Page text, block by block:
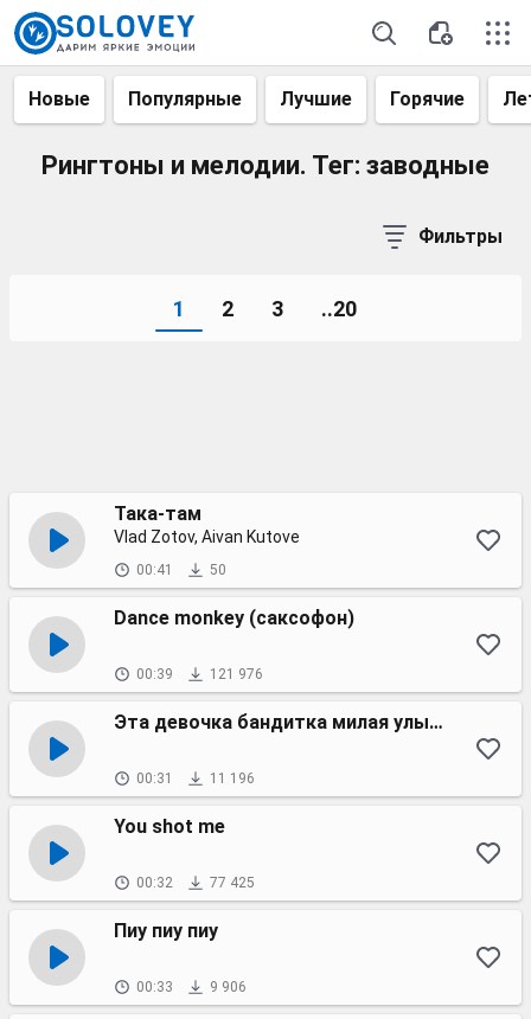
Новые Популярные Лучшие Горячие
Рингтоны и мелодии. Тег: заводные
Фильтры
1 2 3 ..20
Така-там
Vlad Zotov, Aivan Kutove
00:41 50
Dance monkey (саксофон)
00:39 121 976
Эта девочка бандитка милая улыбка
00:31 11 196
You shot me
00:32 77 425
Пиу пиу пиу
00:33 9 906